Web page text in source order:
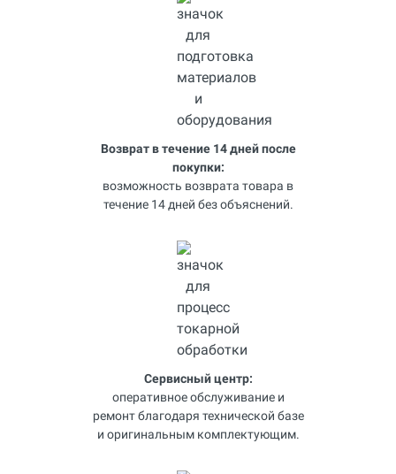
Возврат в течение 14 дней после
покупки:
возможность возврата товара в
течение 14 дней без объяснений.
Сервисный центр:
оперативное обслуживание и
ремонт благодаря технической базе
и оригинальным комплектующим.